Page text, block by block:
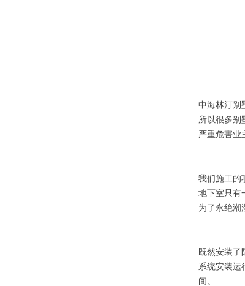
中海林汀别
所以很多别
严重危害业
我们施工的
地下室只有
为了永绝潮
既然安装了
系统安装运
间。